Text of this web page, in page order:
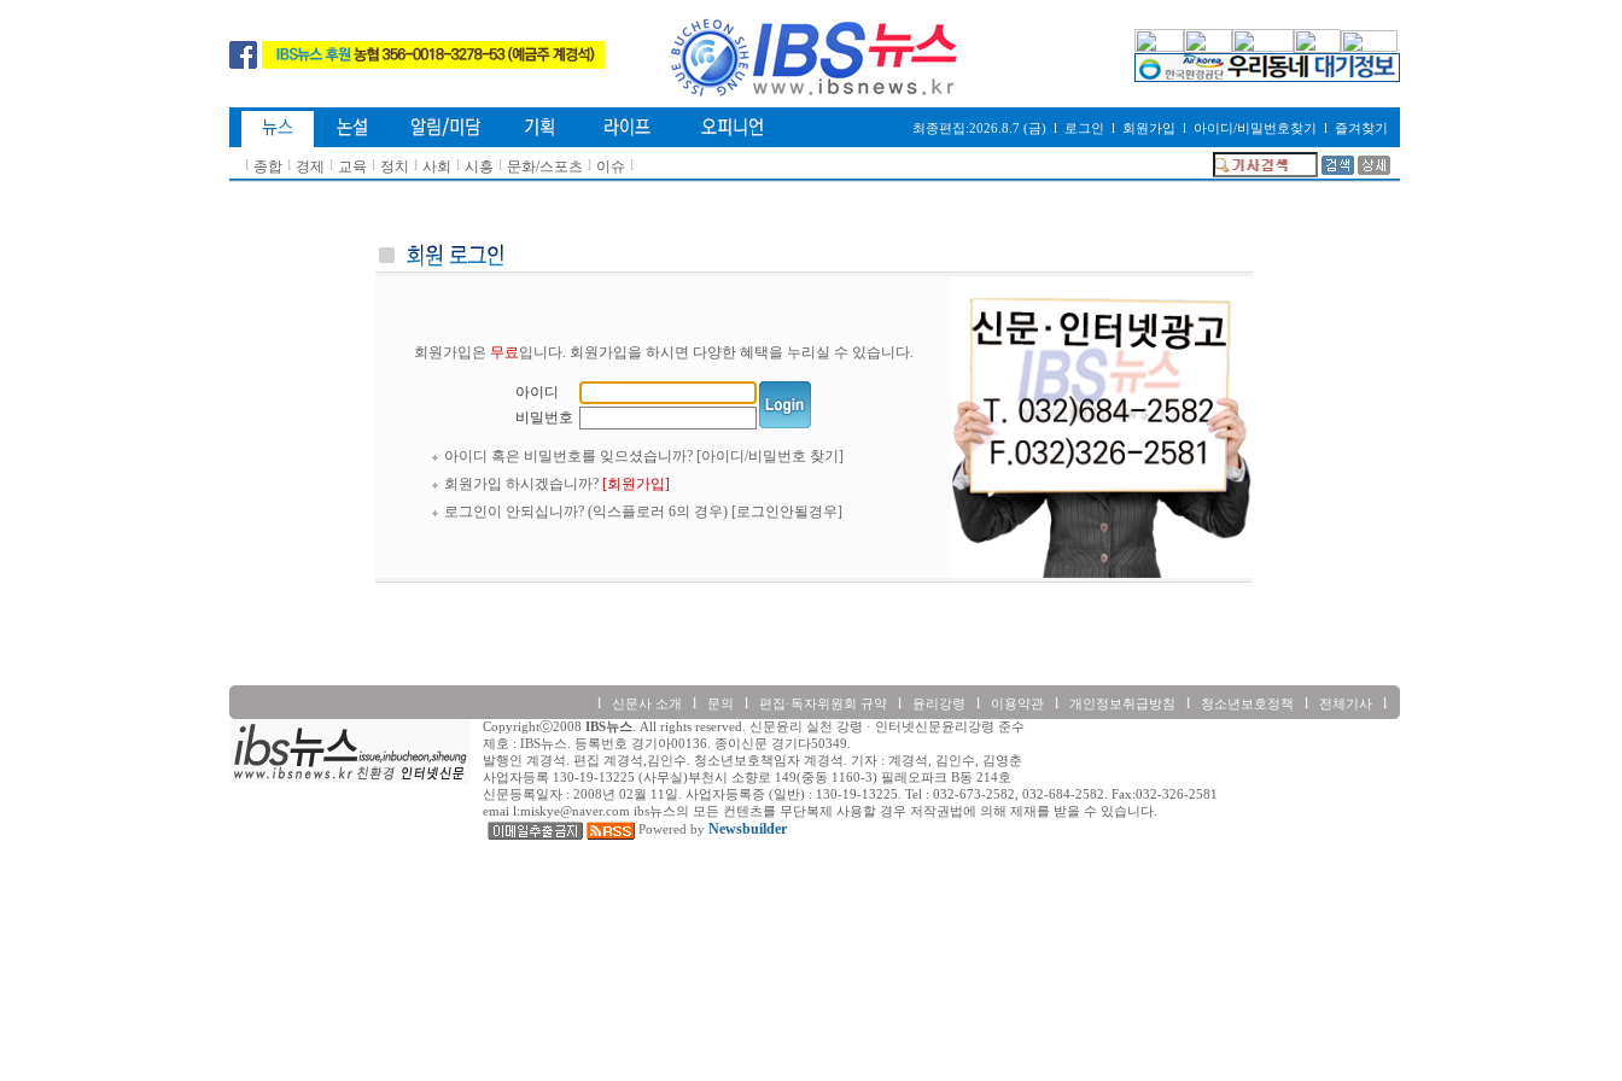
최종편집:2026.8.7 (금) l 로그인 l 회원가입 l 아이디/비밀번호찾기 l 즐겨찾기
l 종합 l 경제 l 교육 l 정치 l 사회 l 시흥 l 문화/스포츠 l 이슈 l
회원가입은 무료입니다. 회원가입을 하시면 다양한 혜택을 누리실 수 있습니다.
아이디
비밀번호
아이디 혹은 비밀번호를 잊으셨습니까? [아이디/비밀번호 찾기]
회원가입 하시겠습니까? [회원가입]
로그인이 안되십니까? (익스플로러 6의 경우) [로그인안될경우]
l 신문사 소개 l 문의 l 편집·독자위원회 규약l 윤리강령 l 이용약관l 개인정보취급방침 l 청소년보호정책 l 전체기사l
Copyrightⓒ2008 IBS뉴스. All rights reserved. 신문윤리 실천 강령 · 인터넷신문윤리강령 준수
제호 : IBS뉴스. 등록번호 경기아00136. 종이신문 경기다50349.
발행인 계경석. 편집 계경석,김인수. 청소년보호책임자 계경석. 기자 : 계경석, 김인수, 김영춘
사업자등록 130-19-13225 (사무실)부천시 소향로 149(중동 1160-3) 필레오파크 B동 214호
신문등록일자 : 2008년 02월 11일. 사업자등록증 (일반) : 130-19-13225. Tel : 032-673-2582, 032-684-2582. Fax:032-326-2581
emai l:miskye@naver.com ibs뉴스의 모든 컨텐츠를 무단복제 사용할 경우 저작권법에 의해 제재를 받을 수 있습니다.
Powered by Newsbuilder